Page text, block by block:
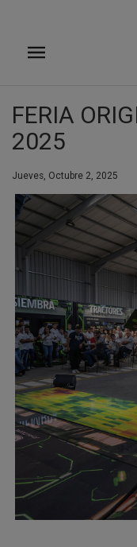
principal
FERIA
2025
Jueves, Octubre 2, 2025